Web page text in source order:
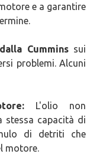
e a garantire
Cumminssui
problemi. Alcuni
L'olio non
stessa capacità di
di detriti che
motore.